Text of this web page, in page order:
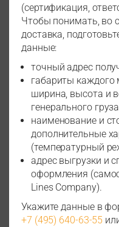
(сертификация,
Чтобы понимать, во
доставка,
данные:
точный адрес
габариты каждого
ширина, высота и
генерального
наименование и
дополнительные
(температурный
адрес выгрузки и
оформления
Lines Company).
Укажите данные в
+7 (495) 640-63-55